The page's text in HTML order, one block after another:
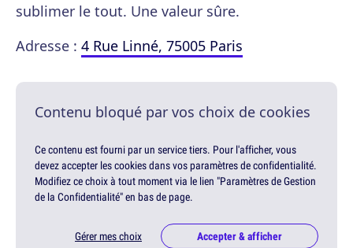
sublimer le tout. Une valeur sûre.
Adresse : 4 Rue Linné, 75005 Paris
Contenu bloqué par vos choix de cookies
Ce contenu est fourni par un service tiers. Pour l'afficher, vous
devez accepter les cookies dans vos paramètres de confidentialité.
Modifiez ce choix à tout moment via le lien "Paramètres de Gestion
de la Confidentialité" en bas de page.
Gérer mes choix Accepter & afficher